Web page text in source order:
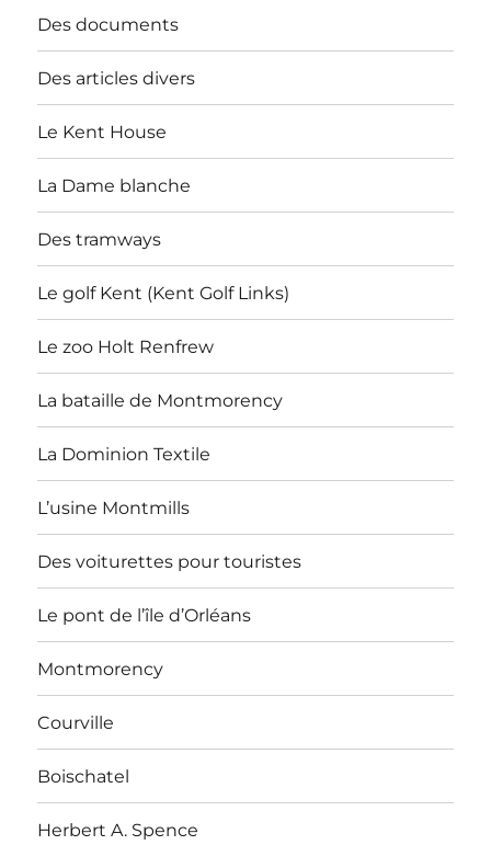
Des documents
Des articles divers
Le Kent House
La Dame blanche
Des tramways
Le golf Kent (Kent Golf Links)
Le zoo Holt Renfrew
La bataille de Montmorency
La Dominion Textile
L’usine Montmills
Des voiturettes pour touristes
Le pont de l’île d’Orléans
Montmorency
Courville
Boischatel
Herbert A. Spence